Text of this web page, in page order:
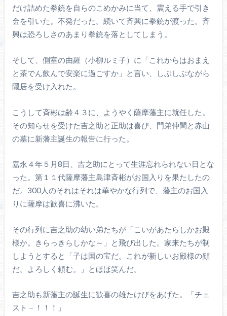
だけ詰めた拳銃を自らのこめかみに当て、震える手で引き
金を引いた。不発だった。続いて斉興に拳銃が渡った。斉
興は恐ろしさのあまり拳銃を落としてしまう。
そして、側室の由羅（小柳ルミ子）に「これからはおまえ
と茶でん飲んで安楽に過ごすか」と言い、しぶしぶながら
隠居を受け入れた。
こうして斉彬は齢４３に、ようやく薩摩藩主に就任した。
その知らせを受けた吉之助と正助は喜び、門弟仲間と赤山
の墓に新藩主誕生の報告に行った。
嘉永４年５月8日、吉之助にとって生涯忘れられない日とな
った。第１１代薩摩藩主島津斉彬がお国入りを果たしたの
だ。300人のそれはそれは華やかな行列で、藩主のお国入
りに薩摩は歓喜に沸いた。
その行列に吉之助の幼い弟たちが「こいがあたらしかお殿
様か。きらっきらしかな～」と飛び出した。家来たちが制
しようとすると「子は国の宝だ。これが新しいお殿様の顔
だ。よろしく頼む。」とほほ笑んだ。
吉之助も新藩主の誕生に歓喜の雄たけびをあげた。「チェ
スト－！！！」